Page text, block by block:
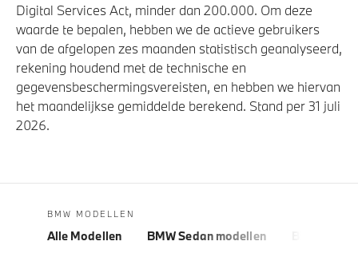
Digital Services Act, minder dan 200.000. Om deze
waarde te bepalen, hebben we de actieve gebruikers
van de afgelopen zes maanden statistisch geanalyseerd,
rekening houdend met de technische en
gegevensbeschermingsvereisten, en hebben we hiervan
het maandelijkse gemiddelde berekend. Stand per 31 juli
2026.
BMW MODELLEN
Alle Modellen BMW Sedan modellen